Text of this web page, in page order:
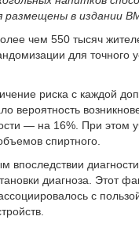
в издании
чем 550 тысяч
для точного
риска с каждой
вероятность
— на 16%. При этом
спиртного.
диагноза. Этот
с